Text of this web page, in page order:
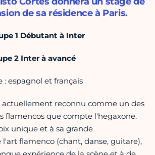
de sa résidence à Paris.
1 Débutant à Inter
2 Inter à avancé
: espagnol et français
actuellement reconnu comme un des
flamencos que compte l'hegaxone.
unique et à sa grande
l'art flamenco (chant, danse, guitare),